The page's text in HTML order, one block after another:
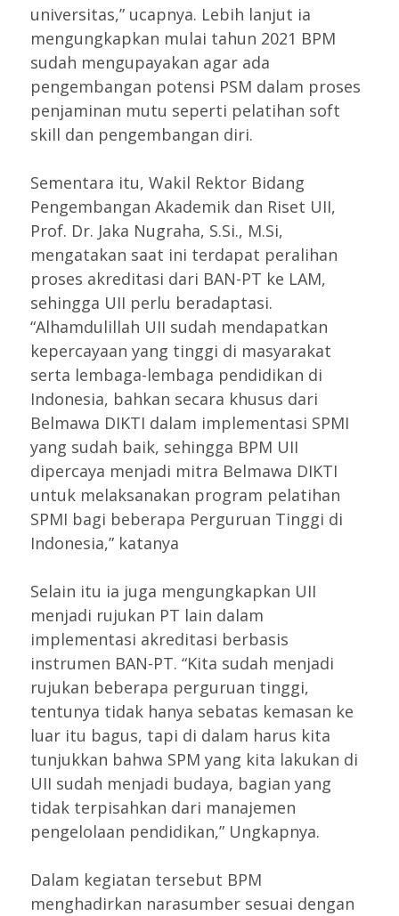
universitas,” ucapnya. Lebih lanjut ia
mengungkapkan mulai tahun 2021 BPM
sudah mengupayakan agar ada
pengembangan potensi PSM dalam proses
penjaminan mutu seperti pelatihan soft
skill dan pengembangan diri.
Sementara itu, Wakil Rektor Bidang
Pengembangan Akademik dan Riset UII,
Prof. Dr. Jaka Nugraha, S.Si., M.Si,
mengatakan saat ini terdapat peralihan
proses akreditasi dari BAN-PT ke LAM,
sehingga UII perlu beradaptasi.
“Alhamdulillah UII sudah mendapatkan
kepercayaan yang tinggi di masyarakat
serta lembaga-lembaga pendidikan di
Indonesia, bahkan secara khusus dari
Belmawa DIKTI dalam implementasi SPMI
yang sudah baik, sehingga BPM UII
dipercaya menjadi mitra Belmawa DIKTI
untuk melaksanakan program pelatihan
SPMI bagi beberapa Perguruan Tinggi di
Indonesia,” katanya
Selain itu ia juga mengungkapkan UII
menjadi rujukan PT lain dalam
implementasi akreditasi berbasis
instrumen BAN-PT. “Kita sudah menjadi
rujukan beberapa perguruan tinggi,
tentunya tidak hanya sebatas kemasan ke
luar itu bagus, tapi di dalam harus kita
tunjukkan bahwa SPM yang kita lakukan di
UII sudah menjadi budaya, bagian yang
tidak terpisahkan dari manajemen
pengelolaan pendidikan,” Ungkapnya.
Dalam kegiatan tersebut BPM
menghadirkan narasumber sesuai dengan